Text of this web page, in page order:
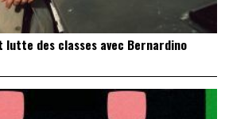
lutte des classes avec Bernardino